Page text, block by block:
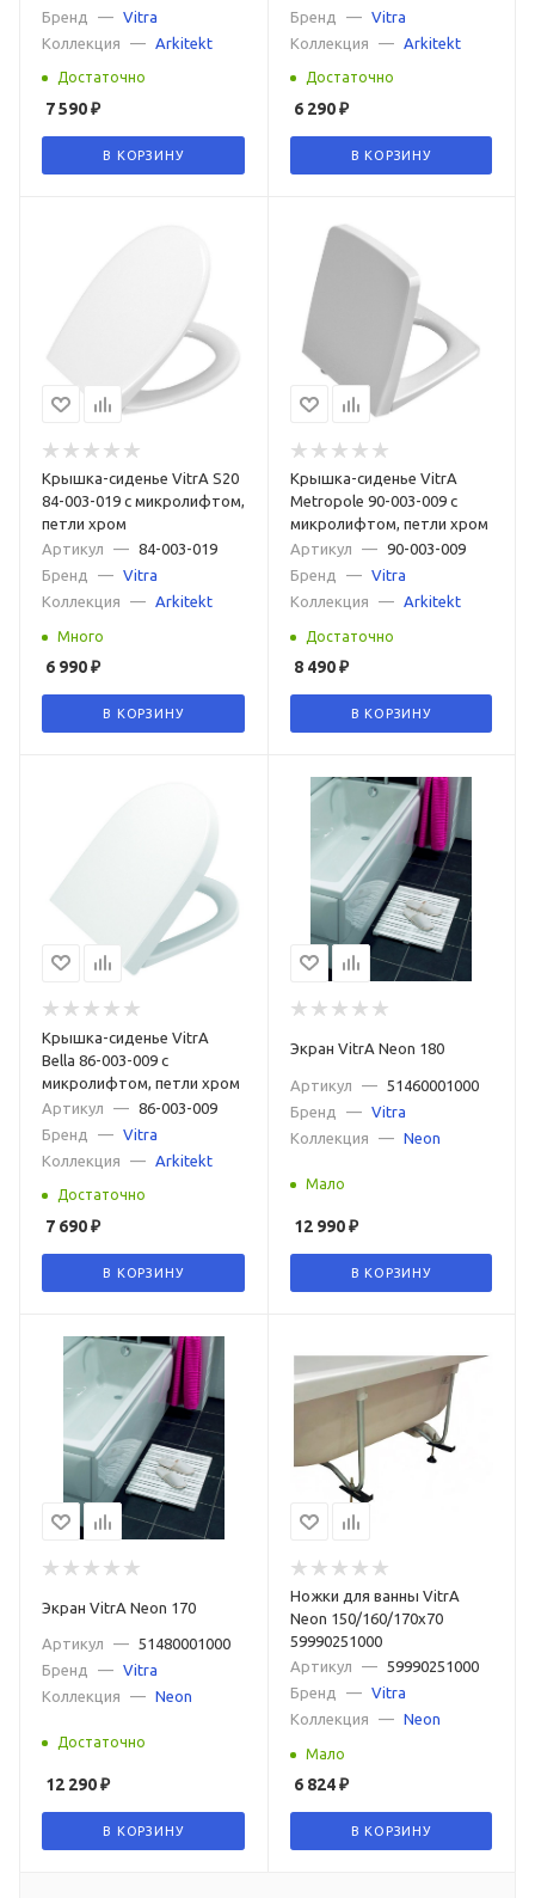
Бренд
— Vitra
Коллекция
— Arkitekt
Достаточно
7 590₽
В КОРЗИНУ
Бренд
—
Vitra
Коллекция
— Arkitekt
Достаточно
6 290₽
В КОРЗИНУ
Крышка-сиденье VitrA S20
84-003-019 с микролифтом,
петли хром
Артикул
— 84-003-019
Бренд
— Vitra
Коллекция
— Arkitekt
Много
6 990₽
В КОРЗИНУ
Крышка-сиденье VitrA
Metropole 90-003-009 с
микролифтом, петли хром
Артикул
—
90-003-009
Бренд
—
Vitra
Коллекция
— Arkitekt
Достаточно
8 490₽
В КОРЗИНУ
Крышка-сиденье VitrA
Bella 86-003-009 с
микролифтом, петли хром
Артикул
— 86-003-009
Бренд
— Vitra
Коллекция
— Arkitekt
Достаточно
7 690₽
В КОРЗИНУ
Экран VitrA Neon 180
Артикул —
51460001000
Бренд
—
Vitra
Коллекция
— Neon
Мало
12 990₽
В КОРЗИНУ
Экран VitrA Neon 170
Артикул — 51480001000
Бренд
— Vitra
Коллекция
— Neon
Достаточно
12 290₽
В КОРЗИНУ
Ножки для ванны VitrA
Neon 150/160/170х70
59990251000
Артикул
—
59990251000
Бренд
—
Vitra
Коллекция
— Neon
Мало
6 824₽
В КОРЗИНУ